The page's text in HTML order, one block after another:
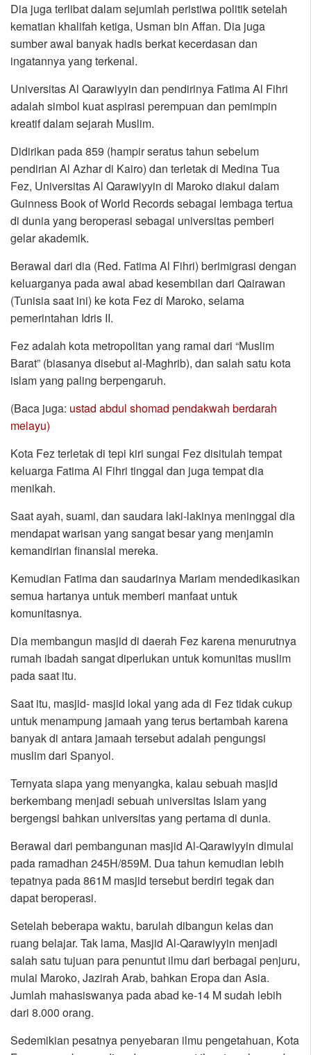
Dia juga terlibat dalam sejumlah peristiwa politik setelah
kematian khalifah ketiga, Usman bin Affan. Dia juga
sumber awal banyak hadis berkat kecerdasan dan
ingatannya yang terkenal.
Universitas Al Qarawiyyin dan pendirinya Fatima Al Fihri
adalah simbol kuat aspirasi perempuan dan pemimpin
kreatif dalam sejarah Muslim.
Didirikan pada 859 (hampir seratus tahun sebelum
pendirian Al Azhar di Kairo) dan terletak di Medina Tua
Fez, Universitas Al Qarawiyyin di Maroko diakui dalam
Guinness Book of World Records sebagai lembaga tertua
di dunia yang beroperasi sebagai universitas pemberi
gelar akademik.
Berawal dari dia (Red. Fatima Al Fihri) berimigrasi dengan
keluarganya pada awal abad kesembilan dari Qairawan
(Tunisia saat ini) ke kota Fez di Maroko, selama
pemerintahan Idris II.
Fez adalah kota metropolitan yang ramai dari “Muslim
Barat” (biasanya disebut al-Maghrib), dan salah satu kota
islam yang paling berpengaruh.
(Baca juga: ustad abdul shomad pendakwah berdarah
melayu)
Kota Fez terletak di tepi kiri sungai Fez disitulah tempat
keluarga Fatima Al Fihri tinggal dan juga tempat dia
menikah.
Saat ayah, suami, dan saudara laki-lakinya meninggal dia
mendapat warisan yang sangat besar yang menjamin
kemandirian finansial mereka.
Kemudian Fatima dan saudarinya Mariam mendedikasikan
semua hartanya untuk memberi manfaat untuk
komunitasnya.
Dia membangun masjid di daerah Fez karena menurutnya
rumah ibadah sangat diperlukan untuk komunitas muslim
pada saat itu.
Saat itu, masjid- masjid lokal yang ada di Fez tidak cukup
untuk menampung jamaah yang terus bertambah karena
banyak di antara jamaah tersebut adalah pengungsi
muslim dari Spanyol.
Ternyata siapa yang menyangka, kalau sebuah masjid
berkembang menjadi sebuah universitas Islam yang
bergengsi bahkan universitas yang pertama di dunia.
Berawal dari pembangunan masjid Al-Qarawiyyin dimulai
pada ramadhan 245H/859M. Dua tahun kemudian lebih
tepatnya pada 861M masjid tersebut berdiri tegak dan
dapat beroperasi.
Setelah beberapa waktu, barulah dibangun kelas dan
ruang belajar. Tak lama, Masjid Al-Qarawiyyin menjadi
salah satu tujuan para penuntut ilmu dari berbagai penjuru,
mulai Maroko, Jazirah Arab, bahkan Eropa dan Asia.
Jumlah mahasiswanya pada abad ke-14 M sudah lebih
dari 8.000 orang.
Sedemikian pesatnya penyebaran ilmu pengetahuan, Kota